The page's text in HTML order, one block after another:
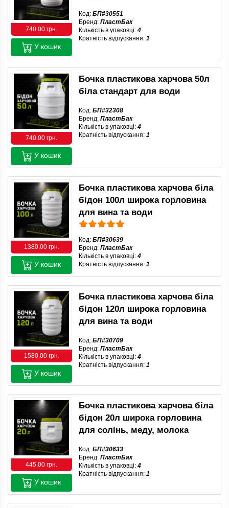
740.00 грн.
Код: БП#30551
Бренд: ПластБак
Кількість в упаковці: 4
Кратність відпускання: 1
У кошик
740.00 грн.
Бочка пластикова харчова 50л
біла стандарт для води
Код: БП#32308
Бренд: ПластБак
Кількість в упаковці: 4
Кратність відпускання: 1
У кошик
1380.00 грн.
Бочка пластикова харчова біла
бідон 100л широка горловина
для вина та води
Код: БП#30639
Бренд: ПластБак
Кількість в упаковці: 4
Кратність відпускання: 1
У кошик
1580.00 грн.
Бочка пластикова харчова біла
бідон 120л широка горловина
для вина та води
Код: БП#30709
Бренд: ПластБак
Кількість в упаковці: 4
Кратність відпускання: 1
У кошик
445.00 грн.
Бочка пластикова харчова біла
бідон 20л широка горловина
для солінь, меду, молока
Код: БП#30633
Бренд: ПластБак
Кількість в упаковці: 4
Кратність відпускання: 1
У кошик